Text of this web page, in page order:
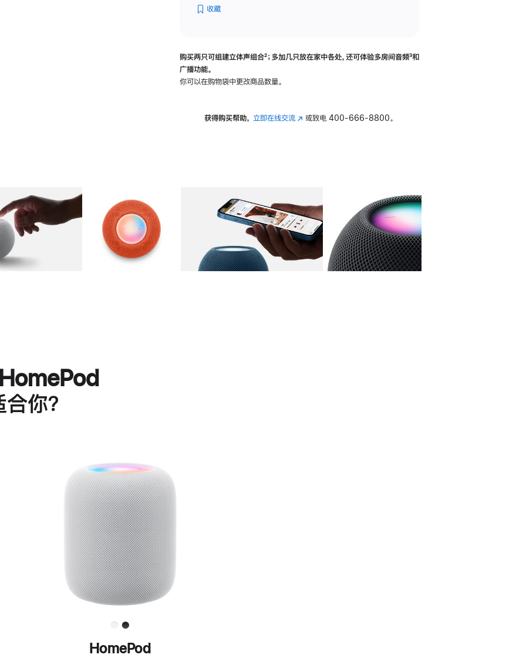
收藏
购买两只可组建立体声组合脚
²；多加几只放在家中各处，还可体验多‍房‍间音频脚
³和
广播功能。
你可以在购物袋中更改商品数量。
获得购买帮助， 立即在线交流(在 或致电 400-666-8800。
图库 图像 图库 图像 图库 图像 4 图库 图像 5
你？
进
一
步
了
解
HomePod<
HomePod